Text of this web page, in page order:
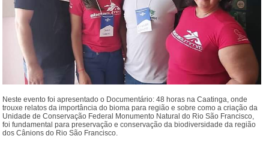
Neste evento foi apresentado o Documentário: 48 horas na Caatinga, onde
trouxe relatos da importância do bioma para região e sobre como a criação da
Unidade de Conservação Federal Monumento Natural do Rio São Francisco,
foi fundamental para preservação e conservação da biodiversidade da região
dos Cânions do Rio São Francisco.